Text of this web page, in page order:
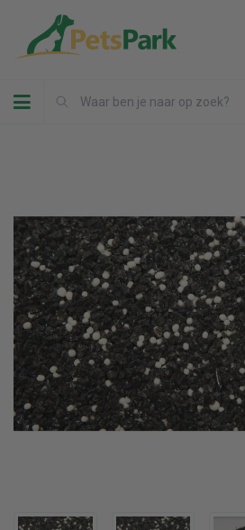
Toggle navigation
Uw
Vul hem met